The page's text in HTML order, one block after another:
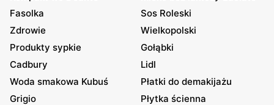
Fasolka
Sos Roleski
Zdrowie
Wielkopolski
Produkty sypkie
Gołąbki
Cadbury
Lidl
Woda smakowa Kubuś
Płatki do demakijażu
Grigio
Płytka ścienna